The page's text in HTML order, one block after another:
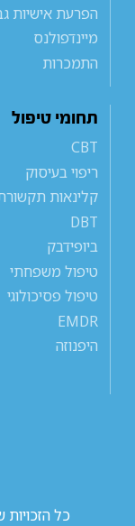
הפרעת אישיות
מיינדפולנס
התמכרות
תחומי טיפול
CBT
ריפוי בעיסוק
קלינאות
DBT
ביופידבק
טיפול משפחתי
טיפול פסיכולוגי
EMDR
היפנוזה
כל הזכויות